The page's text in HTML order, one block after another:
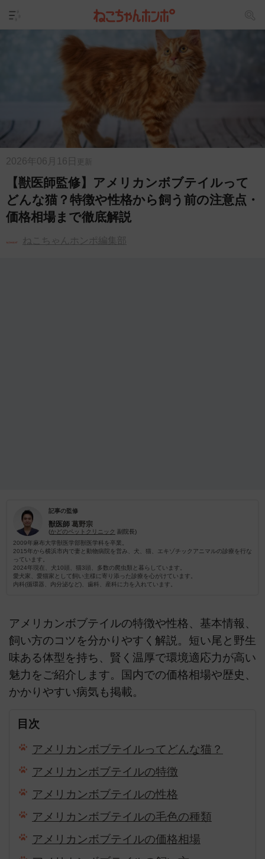
2026年06月16日 更新
【獣医師監修】アメリカンボブテイルって
どんな猫？特徴や性格から飼う前の注意点・
価格相場まで徹底解説
ねこちゃんホンポ編集部
記事の監修
獣医師 葛野宗
(かどのペットクリニック 副院長)
2009年麻布大学獣医学部獣医学科を卒業。
2015年から横浜市内で妻と動物病院を営み、犬、猫、エキゾチックアニマルの診療を行な
っています。
2024年現在、犬10頭、猫3頭、多数の爬虫類と暮らしています。
愛犬家、愛猫家として飼い主様に寄り添った診療を心がけています。
内科(循環器、内分泌など)、歯科、産科に力を入れています。
アメリカンボブテイルの特徴や性格、基本情報、
飼い方のコツを分かりやすく解説。短い尾と野生
味ある体型を持ち、賢く温厚で環境適応力が高い
魅力をご紹介します。国内での価格相場や歴史、
かかりやすい病気も掲載。
目次
アメリカンボブテイルってどんな猫？
アメリカンボブテイルの特徴
アメリカンボブテイルの性格
アメリカンボブテイルの毛色の種類
アメリカンボブテイルの価格相場